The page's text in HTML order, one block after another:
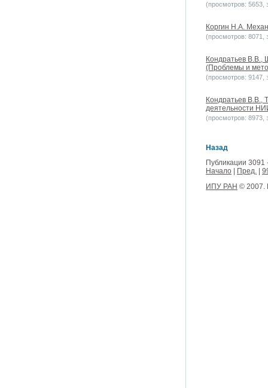
(просмотров: 5653,
Коргин Н.А.
(просмотров: 8071,
Кондратьев В.В.,
(Проблемы и
(просмотров: 9147,
Кондратьев В.В.,
деятельности
(просмотров: 8973,
Назад
Публикации 3091
Начало
Пред.
ИПУ РАН © 2007.